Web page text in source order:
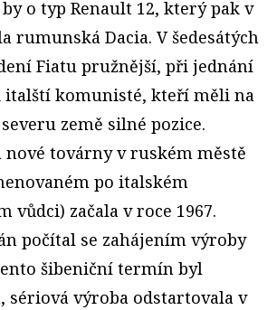
o typ Renault 12, který pak v
rumunská Dacia. V šedesátých
Fiatu pružnější, při jednání
italští komunisté, kteří měli na
země silné pozice.
nové továrny v ruském městě
po italském
vůdci) začala v roce 1967.
počítal se zahájením výroby
šibeniční termín byl
sériová výroba odstartovala v